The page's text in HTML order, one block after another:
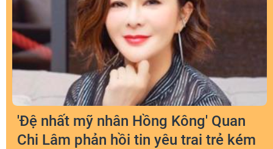
'Đệ nhất mỹ nhân Hồng Kông' Quan
Chi Lâm phản hồi tin yêu trai trẻ kém